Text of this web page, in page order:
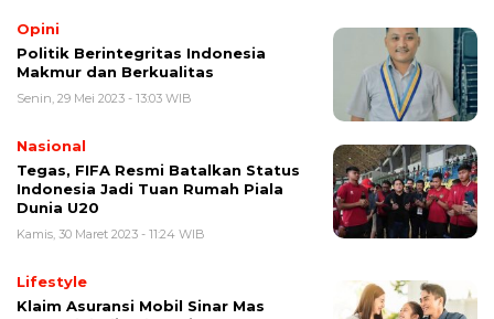
Opini
Politik Berintegritas Indonesia
Makmur dan Berkualitas
Senin, 29 Mei 2023 - 13:03 WIB
Nasional
Tegas, FIFA Resmi Batalkan Status
Indonesia Jadi Tuan Rumah Piala
Dunia U20
Kamis, 30 Maret 2023 - 11:24 WIB
Lifestyle
Klaim Asuransi Mobil Sinar Mas